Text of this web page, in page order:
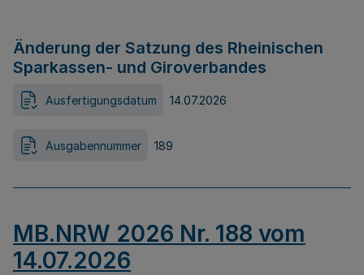
Änderung der Satzung des Rheinischen
Sparkassen- und Giroverbandes
Ausfertigungsdatum 14.07.2026
Ausgabennummer 189
MB.NRW 2026 Nr. 188 vom
14.07.2026